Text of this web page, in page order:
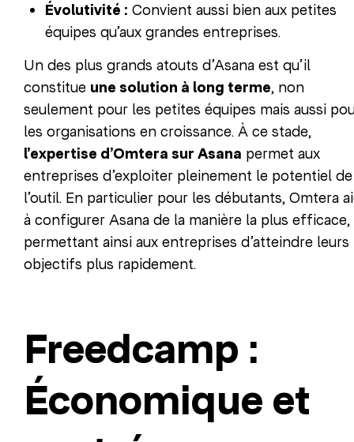
Évolutivité : Convient aussi bien aux petites
équipes qu’aux grandes entreprises.
Un des plus grands atouts d’Asana est qu’il
constitue une solution à long terme, non
seulement pour les petites équipes mais aussi
les organisations en croissance. À ce stade,
l’expertise d’Omtera sur Asana permet aux
entreprises d’exploiter pleinement le potentiel de
l’outil. En particulier pour les débutants, Omtera
à configurer Asana de la manière la plus efficace,
permettant ainsi aux entreprises d’atteindre leurs
objectifs plus rapidement.
Freedcamp :
Économique et